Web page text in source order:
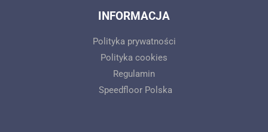
INFORMACJA
Polityka prywatności
Polityka cookies
Regulamin
Speedfloor Polska